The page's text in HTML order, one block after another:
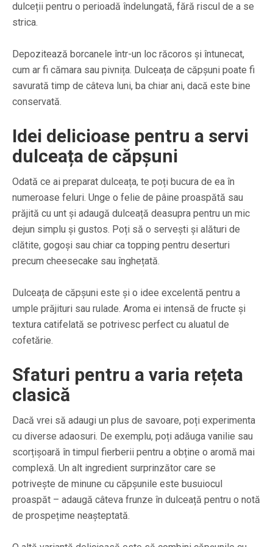
dulceții pentru o perioadă îndelungată, fără riscul de a se
strica.
Depozitează borcanele într-un loc răcoros și întunecat,
cum ar fi cămara sau pivnița. Dulceața de căpșuni poate fi
savurată timp de câteva luni, ba chiar ani, dacă este bine
conservată.
Idei delicioase pentru a servi
dulceața de căpșuni
Odată ce ai preparat dulceața, te poți bucura de ea în
numeroase feluri. Unge o felie de pâine proaspătă sau
prăjită cu unt și adaugă dulceață deasupra pentru un mic
dejun simplu și gustos. Poți să o servești și alături de
clătite, gogoși sau chiar ca topping pentru deserturi
precum cheesecake sau înghețată.
Dulceața de căpșuni este și o idee excelentă pentru a
umple prăjituri sau rulade. Aroma ei intensă de fructe și
textura catifelată se potrivesc perfect cu aluatul de
cofetărie.
Sfaturi pentru a varia rețeta
clasică
Dacă vrei să adaugi un plus de savoare, poți experimenta
cu diverse adaosuri. De exemplu, poți adăuga vanilie sau
scorțișoară în timpul fierberii pentru a obține o aromă mai
complexă. Un alt ingredient surprinzător care se
potrivește de minune cu căpșunile este busuiocul
proaspăt – adaugă câteva frunze în dulceață pentru o notă
de prospețime neașteptată.